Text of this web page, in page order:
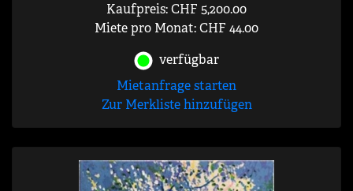
Kaufpreis: CHF 5,200.00
Miete pro Monat: CHF 44.00
verfügbar
Mietanfrage starten
Zur Merkliste hinzufügen